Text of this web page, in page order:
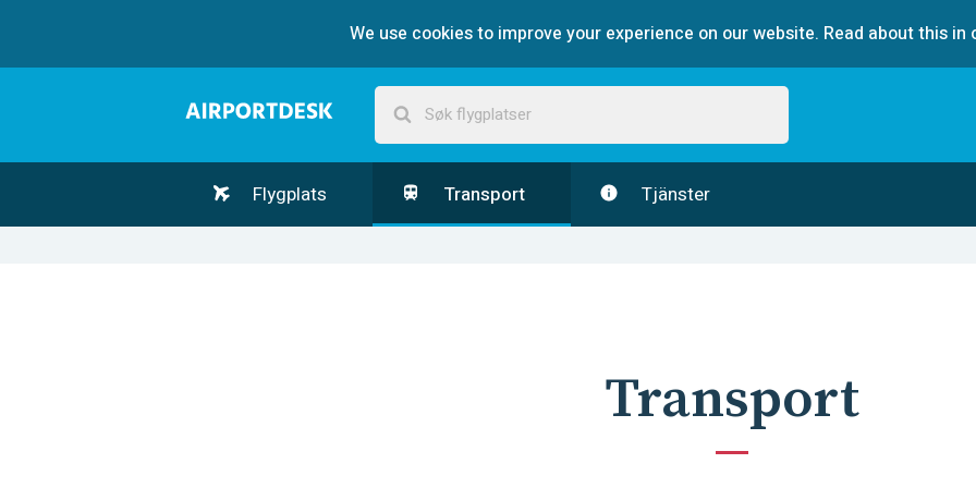
We use cookies to improve your experience on our website. Read about this in
Flygplats Transport Tjänster
Transport